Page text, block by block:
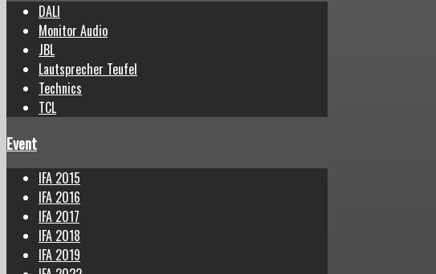
DALI
Monitor Audio
JBL
Lautsprecher Teufel
Technics
TCL
Event
IFA 2015
IFA 2016
IFA 2017
IFA 2018
IFA 2019